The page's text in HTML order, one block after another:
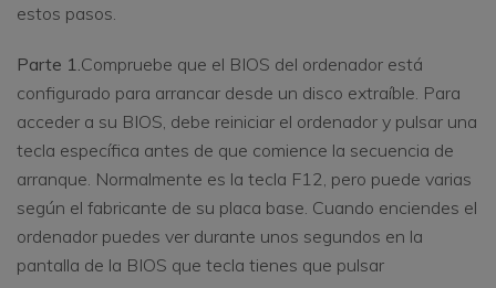
estos pasos.
Parte 1. Compruebe que el BIOS del ordenador está
configurado para arrancar desde un disco extraíble. Para
acceder a su BIOS, debe reiniciar el ordenador y pulsar una
tecla específica antes de que comience la secuencia de
arranque. Normalmente es la tecla F12, pero puede varias
según el fabricante de su placa base. Cuando enciendes el
ordenador puedes ver durante unos segundos en la
pantalla de la BIOS que tecla tienes que pulsar